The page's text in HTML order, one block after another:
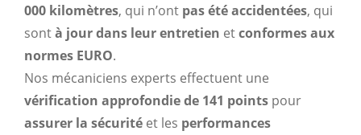
000 kilomètres, qui n’ont pas été accidentées, qui
sontà jour dans leur entretien etconformes aux
normes EURO.
Nos mécaniciens experts effectuent une
vérification approfondie de 141 points pour
assurer la sécurité et les performances